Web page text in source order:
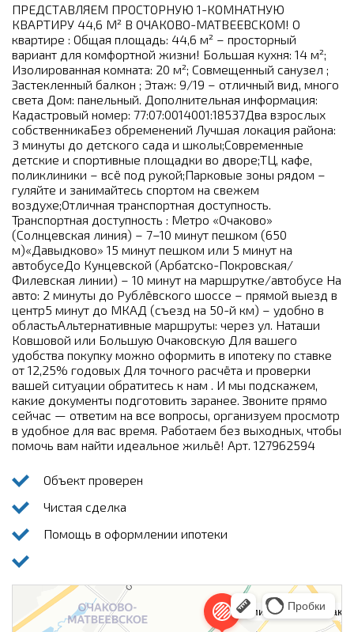
ПРЕДСТАВЛЯЕМ ПРОСТОРНУЮ 1-КОМНАТНУЮ
КВАРТИРУ 44,6 М² В ОЧАКОВО-МАТВЕЕВСКОМ! О
квартире : Общая площадь: 44,6 м² – просторный
вариант для комфортной жизни! Большая кухня: 14 м²;
Изолированная комната: 20 м²; Совмещенный санузел ;
Застекленный балкон ; Этаж: 9/19 – отличный вид, много
света Дом: панельный. Дополнительная информация:
Кадастровый номер: 77:07:0014001:18537Два взрослых
собственникаБез обременений Лучшая локация района:
3 минуты до детского сада и школы;Современные
детские и спортивные площадки во дворе;ТЦ, кафе,
поликлиники – всё под рукой;Парковые зоны рядом –
гуляйте и занимайтесь спортом на свежем
воздухе;Отличная транспортная доступность.
Транспортная доступность : Метро «Очаково»
(Солнцевская линия) – 7–10 минут пешком (650
м)«Давыдково» 15 минут пешком или 5 минут на
автобусеДо Кунцевской (Арбатско-Покровская/
Филевская линии) – 10 минут на маршрутке/автобусе На
авто: 2 минуты до Рублёвского шоссе – прямой выезд в
центр5 минут до МКАД (съезд на 50-й км) – удобно в
областьАльтернативные маршруты: через ул. Наташи
Ковшовой или Большую Очаковскую Для вашего
удобства покупку можно оформить в ипотеку по ставке
от 12,25% годовых Для точного расчёта и проверки
вашей ситуации обратитесь к нам . И мы подскажем,
какие документы подготовить заранее. Звоните прямо
сейчас — ответим на все вопросы, организуем просмотр
в удобное для вас время. Работаем без выходных, чтобы
помочь вам найти идеальное жильё! Арт. 127962594
Объект проверен
Чистая сделка
Помощь в оформлении ипотеки